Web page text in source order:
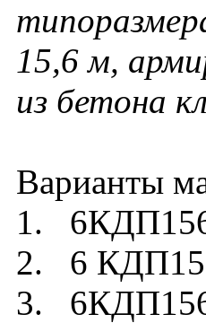
15,6 м,
из бетона
Варианты
1.
2. 6
3.